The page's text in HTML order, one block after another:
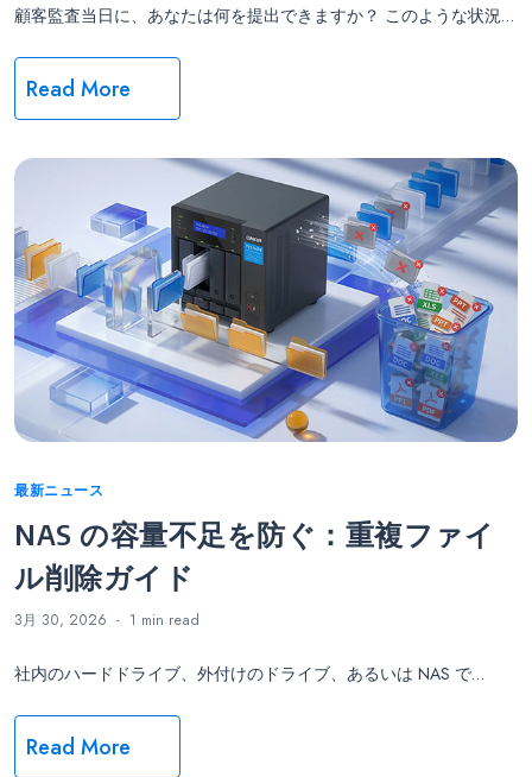
顧客監査当日に、あなたは何を提出できますか？ このような状況…
Read More
Categories
最新ニュース
NAS の容量不足を防ぐ：重複ファイ
ル削除ガイド
3月 30, 2026 1 min read
社内のハードドライブ、外付けのドライブ、あるいは NAS で…
Read More